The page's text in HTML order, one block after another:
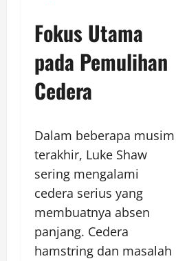
Fokus Utama
pada Pemulihan
Cedera
Dalam beberapa musim
terakhir, Luke Shaw
sering mengalami
cedera serius yang
membuatnya absen
panjang. Cedera
hamstring dan masalah